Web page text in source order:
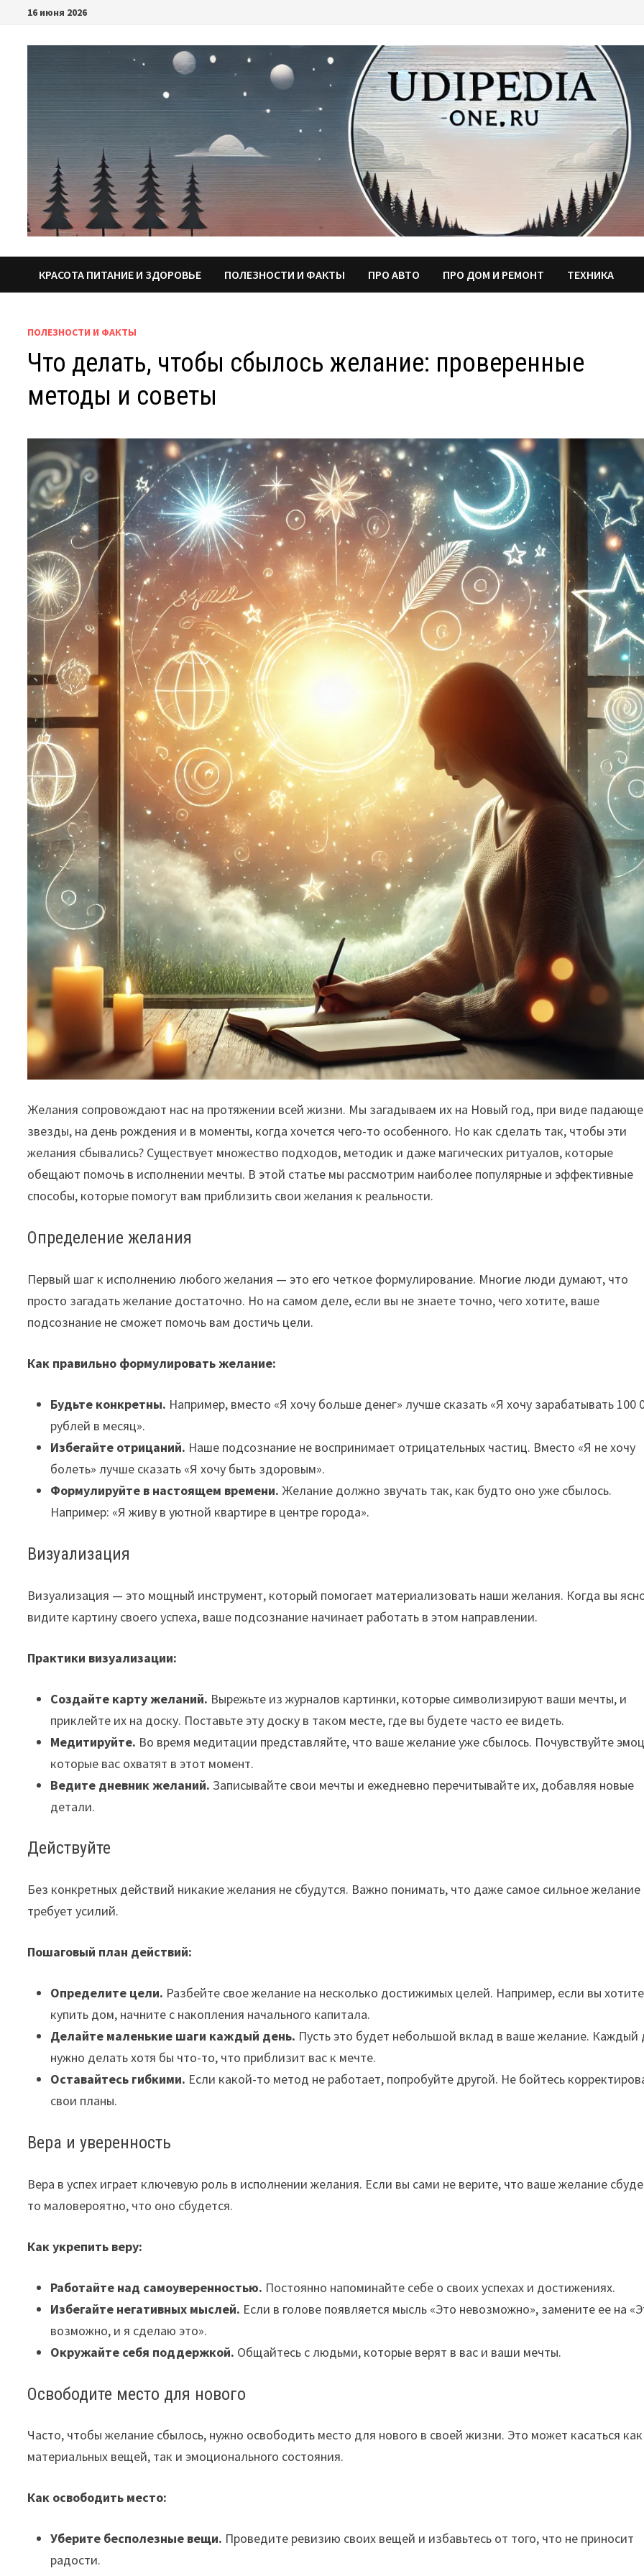
Перейти
содержимому
16 июня 2026
КРАСОТА ПИТАНИЕ И ЗДОРОВЬЕ ПОЛЕЗНОСТИ И ФАКТЫ ПРО АВТО ПРО ДОМ И РЕМОНТ ТЕХНИКА
ПОЛЕЗНОСТИ И ФАКТЫ
Что делать, чтобы сбылось желание: проверенные
методы и советы
Желания сопровождают нас на протяжении всей жизни. Мы загадываем их на Новый год, при виде
звезды, на день рождения и в моменты, когда хочется чего-то особенного. Но как сделать так, чтобы эти
желания сбывались? Существует множество подходов, методик и даже магических ритуалов, которые
обещают помочь в исполнении мечты. В этой статье мы рассмотрим наиболее популярные и эффективные
способы, которые помогут вам приблизить свои желания к реальности.
Определение желания
Первый шаг к исполнению любого желания — это его четкое формулирование. Многие люди думают, что
просто загадать желание достаточно. Но на самом деле, если вы не знаете точно, чего хотите, ваше
подсознание не сможет помочь вам достичь цели.
Как правильно формулировать желание:
Будьте конкретны. Например, вместо «Я хочу больше денег» лучше сказать «Я хочу зарабатывать 100
рублей в месяц».
Избегайте отрицаний. Наше подсознание не воспринимает отрицательных частиц. Вместо «Я не хочу
болеть» лучше сказать «Я хочу быть здоровым».
Формулируйте в настоящем времени. Желание должно звучать так, как будто оно уже сбылось.
Например: «Я живу в уютной квартире в центре города».
Визуализация
Визуализация — это мощный инструмент, который помогает материализовать наши желания. Когда вы
видите картину своего успеха, ваше подсознание начинает работать в этом направлении.
Практики визуализации:
Создайте карту желаний. Вырежьте из журналов картинки, которые символизируют ваши мечты, и
приклейте их на доску. Поставьте эту доску в таком месте, где вы будете часто ее видеть.
Медитируйте. Во время медитации представляйте, что ваше желание уже сбылось. Почувствуйте
которые вас охватят в этот момент.
Ведите дневник желаний. Записывайте свои мечты и ежедневно перечитывайте их, добавляя новые
детали.
Действуйте
Без конкретных действий никакие желания не сбудутся. Важно понимать, что даже самое сильное желание
требует усилий.
Пошаговый план действий:
Определите цели. Разбейте свое желание на несколько достижимых целей. Например, если вы хотите
купить дом, начните с накопления начального капитала.
Делайте маленькие шаги каждый день. Пусть это будет небольшой вклад в ваше желание. Каждый
нужно делать хотя бы что-то, что приблизит вас к мечте.
Оставайтесь гибкими. Если какой-то метод не работает, попробуйте другой. Не бойтесь
свои планы.
Вера и уверенность
Вера в успех играет ключевую роль в исполнении желания. Если вы сами не верите, что ваше желание
то маловероятно, что оно сбудется.
Как укрепить веру:
Работайте над самоуверенностью. Постоянно напоминайте себе о своих успехах и достижениях.
Избегайте негативных мыслей. Если в голове появляется мысль «Это невозможно», замените ее на
возможно, и я сделаю это».
Окружайте себя поддержкой. Общайтесь с людьми, которые верят в вас и ваши мечты.
Освободите место для нового
Часто, чтобы желание сбылось, нужно освободить место для нового в своей жизни. Это может касаться как
материальных вещей, так и эмоционального состояния.
Как освободить место:
Уберите бесполезные вещи. Проведите ревизию своих вещей и избавьтесь от того, что не приносит
радости.